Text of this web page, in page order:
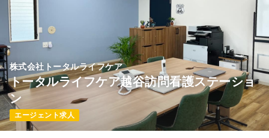
株式会社トータルライフケア
トータルライフケア越谷訪問看護ステーショ
ン
エージェント求人